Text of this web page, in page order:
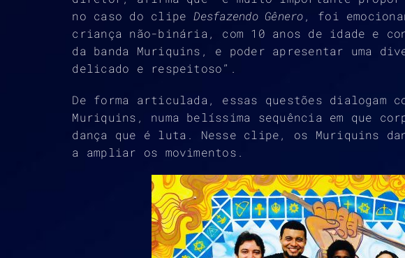
no caso do clipeDesfazendo Gênero , foi
criança não-binária, com 10 anos de idade e
da banda Muriquins, e poder apresentar uma
delicado e respeitoso”.
De forma articulada, essas questões dialogam
Muriquins, numa belíssima sequência em que
dança que é luta. Nesse clipe, os Muriquins
a ampliar os movimentos.